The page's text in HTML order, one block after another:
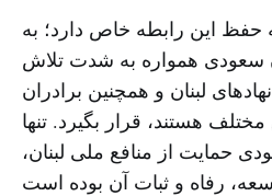
حفظ این رابطه خاص دارد؛ به
سعودی همواره به شدت تلاش
لبنان و همچنین برادران
هستند، قرار بگیرد. تنها
حمایت از منافع ملی لبنان،